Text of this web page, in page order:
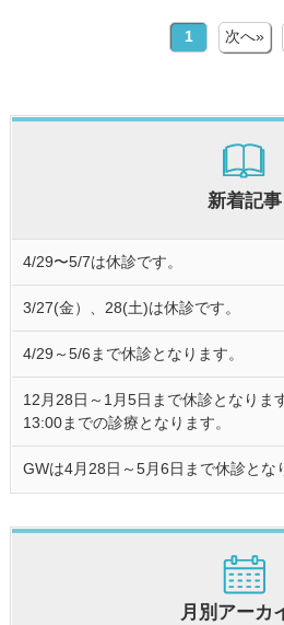
1 次へ»
新着記事
4/29〜5/7は休診です。
3/27(金）、28(土)は休診です。
4/29～5/6まで休診となります。
12月28日～1月5日まで休診となりま
13:00までの診療となります。
GWは4月28日～5月6日まで休診とな
月別アーカ